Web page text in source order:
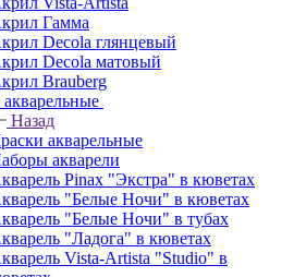
Гамма
Decola глянцевый
Decola матовый
Brauberg
Назад
акварельные
акварели
Pinax "Экстра" в кюветах
"Белые Ночи" в кюветах
"Белые Ночи" в тубах
"Ладога" в кюветах
Vista-Artista "Studio" в